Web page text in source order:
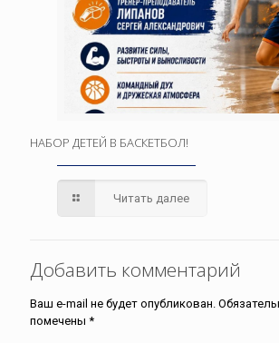
НАБОР ДЕТЕЙ В БАСКЕТБОЛ!
Читать далее
Добавить комментарий
Ваш e-mail не будет опубликован.
помечены *